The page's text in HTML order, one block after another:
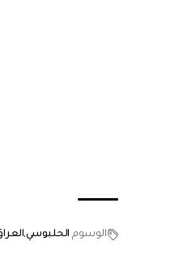
الوسوم الحلبوسي